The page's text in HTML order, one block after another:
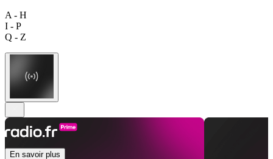
A - H
I - P
Q - Z
En savoir plus